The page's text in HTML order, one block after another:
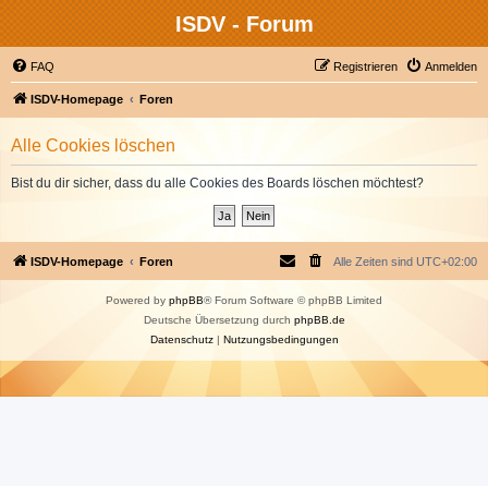
ISDV - Forum
FAQ Anmelden
Registrieren
ISDV-Homepage Foren
Alle Cookies löschen
Bist du dir sicher, dass du alle Cookies des Boards löschen möchtest?
ISDV-Homepage Foren Alle Zeiten sind UTC+02:00
Powered by phpBB® Forum Software © phpBB Limited
Deutsche Übersetzung durch phpBB.de
Datenschutz| Nutzungsbedingungen